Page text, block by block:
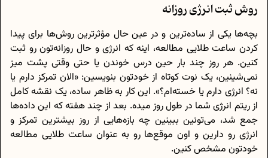
روش ثبت انرژی روزانه
بچه‌ها یکی از ساده‌ترین و در عین حال مؤثرترین روش‌ها برای پیدا
کردن ساعت طلایی مطالعه، اینه که انرژی و حال روزانه‌تون رو ثبت
کنین. هر روز چند بار حین درس خوندن یا حتی وقتی پشت میز
نمی‌شینین، یک نوت کوتاه از خودتون بنویسین: «الان تمرکز دارم یا
نه؟ انرژی دارم یا خسته‌ام؟». این کار به ظاهر ساده، یک نقشه کامل
از ریتم انرژی شما در طول روز میده. بعد از چند هفته که این داده‌ها
جمع شد، می‌تونین ببینین چه بازه‌هایی از روز بیشترین تمرکز و
انرژی رو دارین و اون موقع‌ها رو به عنوان ساعت طلایی مطالعه
خودتون مشخص کنین.